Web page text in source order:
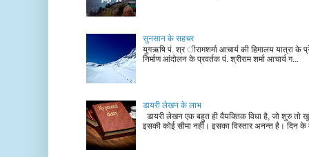
सुनसान के सहचर
युगऋषि पं. श्र ीरामशर्मा आचार्य की हिमालय यात्रा के
निर्माण आंदोलन के प्रवर्तक पं. श्रीराम शर्मा आचार्य ग...
डायरी लेखन के लाभ
डायरी लेखन एक बहुत ही वैयक्तिक विधा है, जो शुरु तो
इसकी कोई सीमा नहीं। इसका विस्तार अनन्त है। दिन के